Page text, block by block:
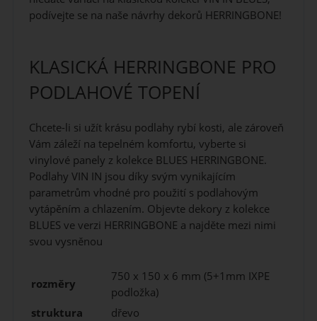
podívejte se na naše návrhy dekorů HERRINGBONE!
KLASICKÁ HERRINGBONE PRO
PODLAHOVÉ TOPENÍ
Chcete-li si užít krásu podlahy rybí kosti, ale zároveň
Vám záleží na tepelném komfortu, vyberte si
vinylové panely z kolekce BLUES HERRINGBONE.
Podlahy VIN IN jsou díky svým vynikajícím
parametrům vhodné pro použití s podlahovým
vytápěním a chlazením. Objevte dekory z kolekce
BLUES ve verzi HERRINGBONE a najděte mezi nimi
svou vysněnou
rozměry
750 x 150 x 6 mm (5+1mm IXPE
podložka)
struktura
dřevo